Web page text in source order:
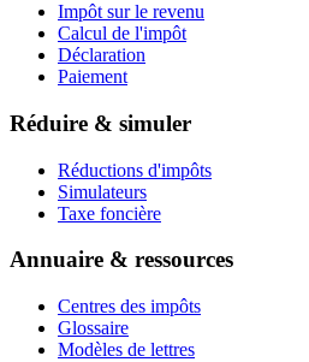
Impôt sur le revenu
Calcul de l'impôt
Déclaration
Paiement
Réduire & simuler
Réductions d'impôts
Simulateurs
Taxe foncière
Annuaire & ressources
Centres des impôts
Glossaire
Modèles de lettres